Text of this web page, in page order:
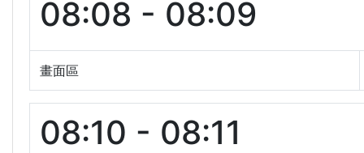
08:08 - 08:09
畫面區
08:10 - 08:11